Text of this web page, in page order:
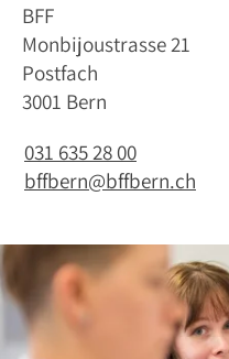
BFF
Monbijoustrasse 21
Postfach
3001 Bern
031 635 28 00
bffbern@bffbern.ch